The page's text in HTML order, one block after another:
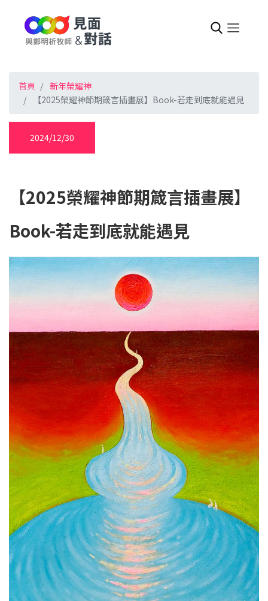
首頁
新年榮耀神
【2025榮耀神節期箴言插畫展】Book-若走到底就能遇見
2024/12/30
【2025榮耀神節期箴言插畫展】
Book-若走到底就能遇見